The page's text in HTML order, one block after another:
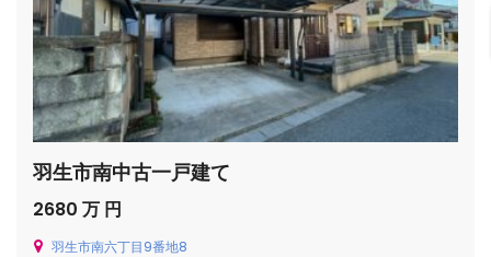
羽生市南中古一戸建て
2680 万 円
羽生市南六丁目9番地8
manager/wp-